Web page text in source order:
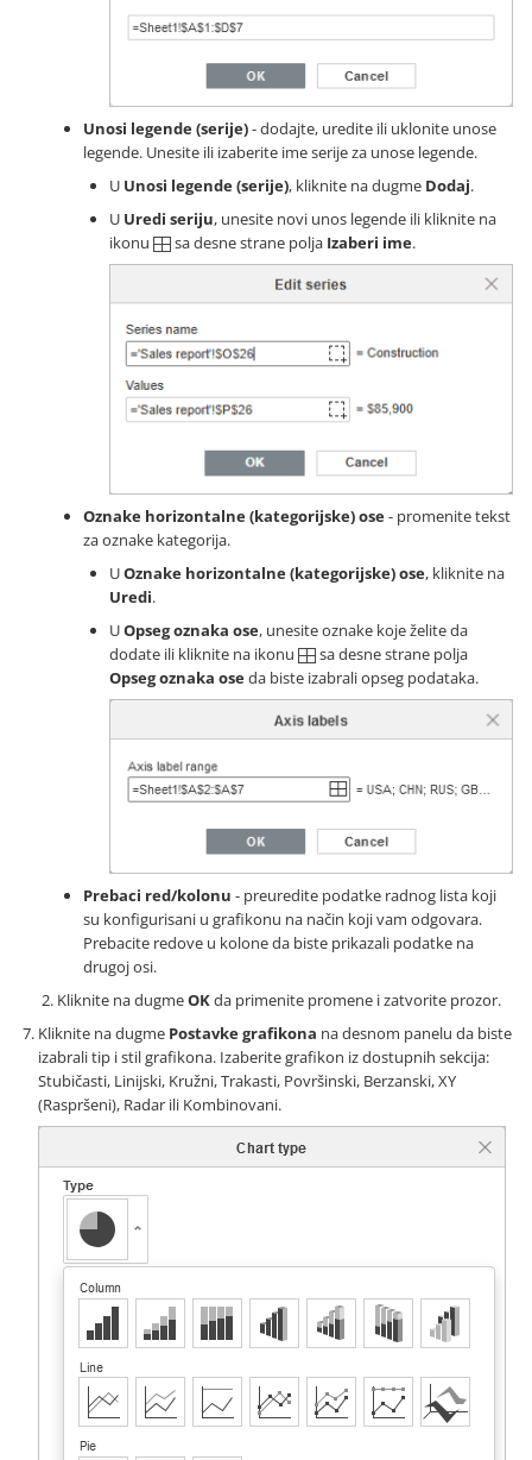
Unosi legende (serije)- dodajte, uredite ili uklonite unose
legende. Unesite ili izaberite ime serije za unose legende.
U Unosi legende (serije), kliknite na dugme Dodaj.
U Uredi seriju, unesite novi unos legende ili kliknite na
ikonu
sa desne strane polja Izaberi ime.
Oznake horizontalne (kategorijske) ose- promenite tekst
za oznake kategorija.
UOznake horizontalne (kategorijske) ose, kliknite na
Uredi.
UOpseg oznaka ose, unesite oznake koje želite da
dodate ili kliknite na ikonu
sa desne strane polja
Opseg oznaka oseda biste izabrali opseg podataka.
Prebaci red/kolonu - preuredite podatke radnog lista koji
su konfigurisani u grafikonu na način koji vam odgovara.
Prebacite redove u kolone da biste prikazali podatke na
drugoj osi.
Kliknite na dugmeOKda primenite promene i zatvorite prozor.
Kliknite na dugme Postavke grafikona na desnom panelu da biste
izabrali tip i stil grafikona. Izaberite grafikon iz dostupnih sekcija:
Stubičasti, Linijski, Kružni, Trakasti, Površinski, Berzanski, XY
(Raspršeni), Radar ili Kombinovani.